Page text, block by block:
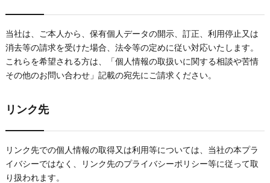
当社は、ご本人から、保有個人データの開示、訂正、利用停止又は
消去等の請求を受けた場合、法令等の定めに従い対応いたします。
これらを希望される方は、「個人情報の取扱いに関する相談や苦情
その他のお問い合わせ」記載の宛先にご請求ください。
リンク先
リンク先での個人情報の取得又は利用等については、当社の本プラ
イバシーではなく、リンク先のプライバシーポリシー等に従って取
り扱われます。